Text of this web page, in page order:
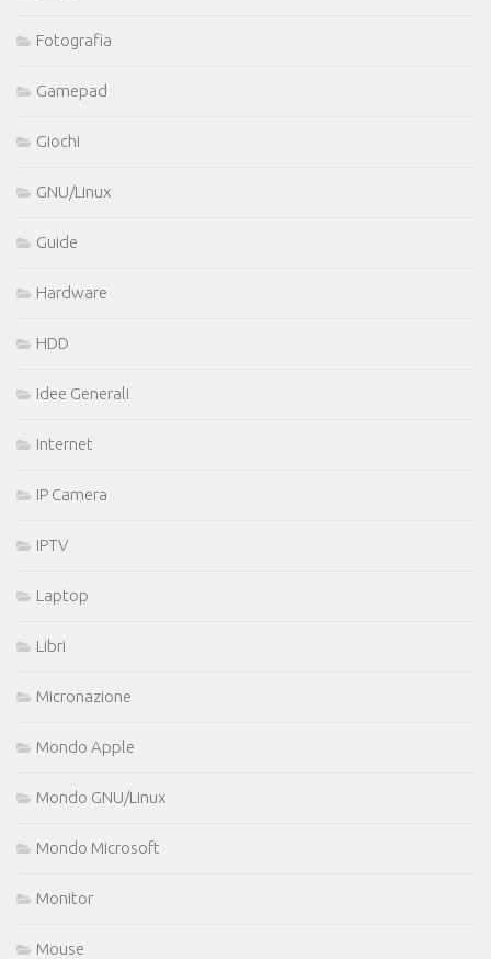
Fotografia
Gamepad
Giochi
GNU/Linux
Guide
Hardware
HDD
Idee Generali
Internet
IP Camera
IPTV
Laptop
Libri
Micronazione
Mondo Apple
Mondo GNU/Linux
Mondo Microsoft
Monitor
Mouse